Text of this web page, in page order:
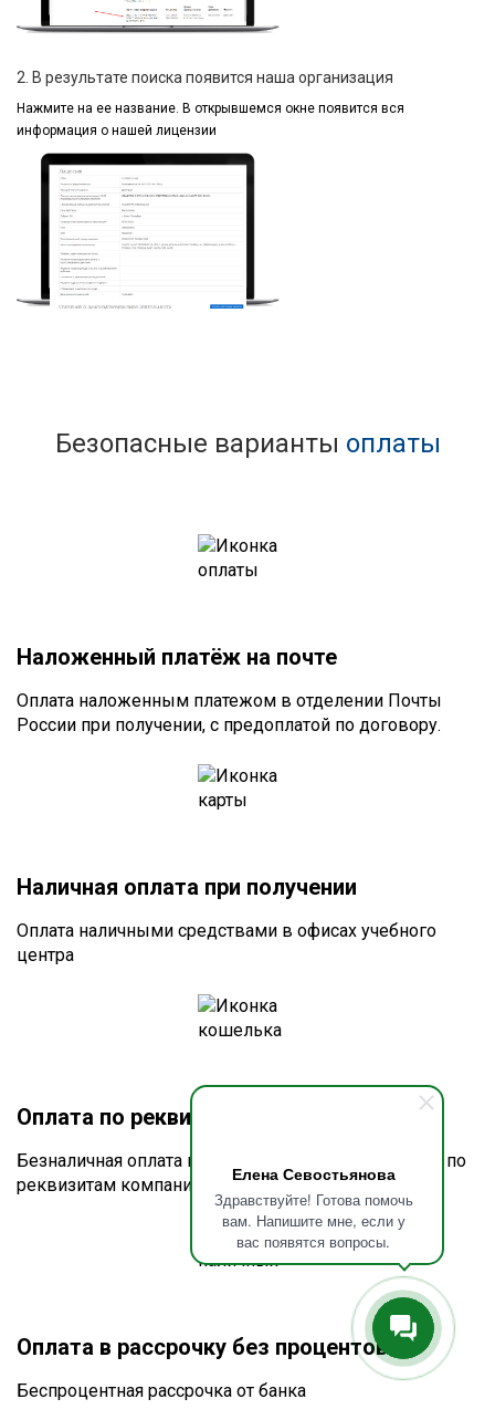
Елена Севостьянова
Здравствуйте! Готова помочь
вам. Напишите мне, если у
вас появятся вопросы.
2. В результате поиска появится наша организация
Нажмите на ее название. В открывшемся окне появится вся
информация о нашей лицензии
Безопасные варианты оплаты
Наложенный платёж на почте
Оплата наложенным платежом в отделении Почты
России при получении, с предоплатой по договору.
Наличная оплата при получении
Оплата наличными средствами в офисах учебного
центра
Оплата по реквизитам или счету
Безналичная оплата по счёту для юридических лиц по
реквизитам компании
Оплата в рассрочку без процентов
Беспроцентная рассрочка от банка